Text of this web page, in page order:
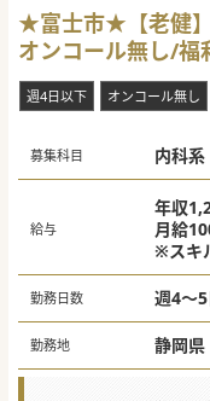
★富士市★【老健
オンコール無し/福
週4日以下 オンコール無し
募集科目 内科
給与
年収
月給
※スキ
勤務日数 週4～5
勤務地